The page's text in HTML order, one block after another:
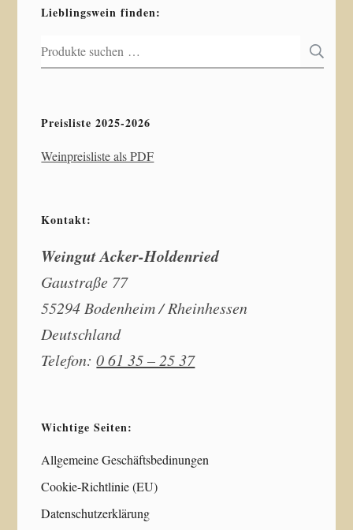
Lieblingswein finden:
Suchen
nach:
Preisliste 2025-2026
Weinpreisliste als PDF
Kontakt:
Weingut Acker-Holdenried
Gaustraße 77
55294 Bodenheim / Rheinhessen
Deutschland
Telefon:0 61 35 – 25 37
Wichtige Seiten:
Allgemeine Geschäftsbedinungen
Cookie-Richtlinie (EU)
Datenschutzerklärung